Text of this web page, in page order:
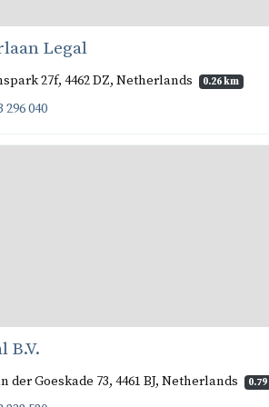
Legal
27f, 4462 DZ, Netherlands 0.26 km
296 040
B.V.
der Goeskade 73, 4461 BJ, Netherlands